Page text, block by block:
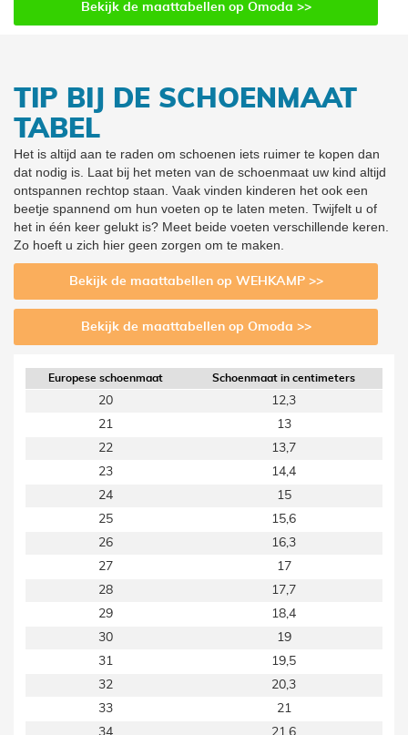
41 8
Bekijk de maattabellen op Omoda >>
TIP BIJ DE SCHOENMAAT
TABEL
Het is altijd aan te raden om schoenen iets ruimer te kopen dan
dat nodig is. Laat bij het meten van de schoenmaat uw kind altijd
ontspannen rechtop staan. Vaak vinden kinderen het ook een
beetje spannend om hun voeten op te laten meten. Twijfelt u of
het in één keer gelukt is? Meet beide voeten verschillende keren.
Zo hoeft u zich hier geen zorgen om te maken.
Bekijk de maattabellen op WEHKAMP >>
Bekijk de maattabellen op Omoda >>
Europese schoenmaat Schoenmaat in centimeters
20
12,3
21
13
22
13,7
23
14,4
24
15
25
15,6
26
16,3
27
17
28
17,7
29
18,4
30
19
31
19,5
32
20,3
33
21
34
21,6